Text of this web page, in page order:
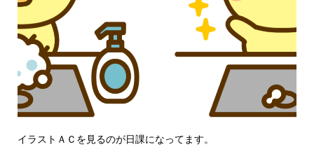
イラストＡＣを見るのが日課になってます。